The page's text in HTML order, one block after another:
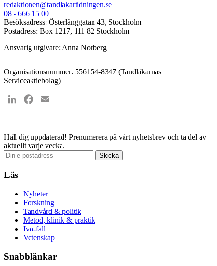
redaktionen@tandlakartidningen.se
08 - 666 15 00
Besöksadress: Österlånggatan 43, Stockholm
Postadress: Box 1217, 111 82 Stockholm
Ansvarig utgivare: Anna Norberg
Organisationsnummer: 556154-8347 (Tandläkarnas
Serviceaktiebolag)
LinkedInFacebook
Håll dig uppdaterad! Prenumerera på vårt nyhetsbrev och ta del av
aktuellt varje vecka.
Läs
Nyheter
Forskning
Tandvård & politik
Metod, klinik & praktik
Ivo-fall
Vetenskap
Snabblänkar